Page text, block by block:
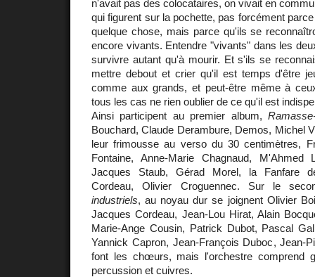
n'avait pas des colocataires, on vivait en
qui figurent sur la pochette, pas forcément
quelque chose, mais parce qu'ils se
encore vivants. Entendre "vivants" dans les
survivre autant qu'à mourir. Et s'ils se
mettre debout et crier qu'il est temps d'être
comme aux grands, et peut-être même à
tous les cas ne rien oublier de ce qu'il est
Ainsi participent au premier album,
Bouchard, Claude Derambure, Demos, Michel
leur frimousse au verso du 30 centimètres,
Fontaine, Anne-Marie Chagnaud, M'Ahmed
Jacques Staub, Gérad Morel, la Fanfare
Cordeau, Olivier Croguennec. Sur le
industriels, au noyau dur se joignent Olivier
Jacques Cordeau, Jean-Lou Hirat, Alain
Marie-Ange Cousin, Patrick Dubot, Pascal
Yannick Capron, Jean-François Duboc, Jean-
font les chœurs, mais l'orchestre comprend
percussion et cuivres.